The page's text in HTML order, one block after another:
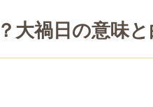
大禍日の意味